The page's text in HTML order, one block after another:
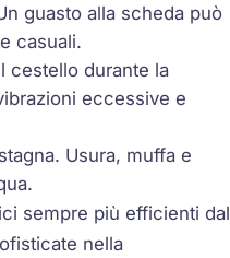
guasto alla scheda può
casuali.
cestello durante la
eccessive e
Usura, muffa e
sempre più efficienti dal
nella